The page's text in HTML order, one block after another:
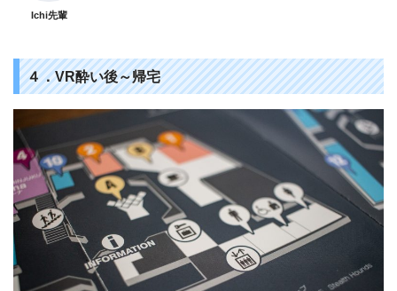
Ichi先輩
４．VR酔い後～帰宅